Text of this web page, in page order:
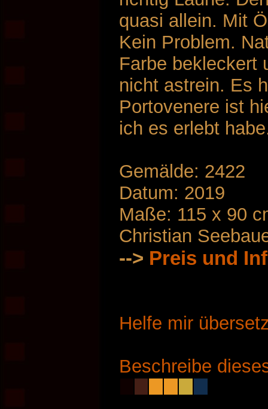
quasi allein. Mit
Kein Problem.
Farbe bekleckert
nicht astrein. Es
Portovenere ist
ich es erlebt
Gemälde: 2422
Datum: 2019
Maße: 115 x 90
Christian
--> Preis und
Helfe mir
Beschreibe